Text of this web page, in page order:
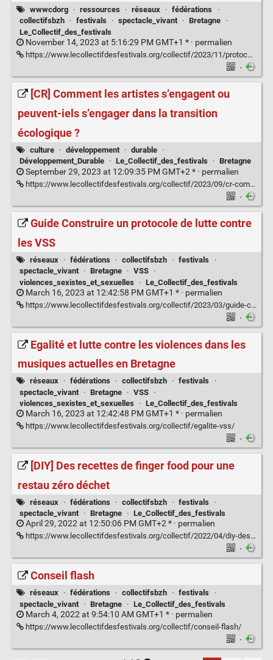
wwwcdorg · ressources · réseaux · fédérations
·
collectifsbzh
· festivals · spectacle_vivant · Bretagne
·
Le_Collectif_des_festivals
November 14, 2023 at 5:16:29 PM GMT+1 * · permalien
https://www.lecollectifdesfestivals.org/collectif/2023/11/protocole-vaisselle/
·
[CR] Comment les artistes s’engagent ou
peuvent-iels s’engager dans la transition
écologique ?
culture · développement · durable ·
Développement_Durable
· Le_Collectif_des_festivals · Bretagne
September 29, 2023 at 12:09:35 PM GMT+2 * · permalien
https://www.lecollectifdesfestivals.org/collectif/2023/09/cr-comment-les-artistes-sengagent-ou-peuvent-iels-sengager-dans-la-transition-ecologique/
·
Guide Construire un protocole de lutte contre
les VSS
réseaux · fédérations · collectifsbzh · festivals
·
spectacle_vivant
· Bretagne · VSS ·
violences_sexistes_et_sexuelles
· Le_Collectif_des_festivals
March 16, 2023 at 12:42:58 PM GMT+1 * · permalien
https://www.lecollectifdesfestivals.org/collectif/2023/03/guide-construire-un-protocole-de-lutte-contre-les-vss/
·
Egalité et lutte contre les violences dans les
musiques actuelles en Bretagne
réseaux · fédérations · collectifsbzh · festivals
·
spectacle_vivant
· Bretagne · VSS ·
violences_sexistes_et_sexuelles
· Le_Collectif_des_festivals
March 16, 2023 at 12:42:48 PM GMT+1 * · permalien
https://www.lecollectifdesfestivals.org/collectif/egalite-vss/
·
[DIY] Des recettes de finger food pour une
restau zéro déchet
réseaux · fédérations · collectifsbzh · festivals
·
spectacle_vivant
· Bretagne · Le_Collectif_des_festivals
April 29, 2022 at 12:50:06 PM GMT+2 * · permalien
https://www.lecollectifdesfestivals.org/collectif/2022/04/diy-des-recettes-de-finger-food-pour-une-restau-zero-dechet/
·
Conseil flash
réseaux · fédérations · collectifsbzh · festivals
·
spectacle_vivant
· Bretagne · Le_Collectif_des_festivals
March 4, 2022 at 9:54:10 AM GMT+1 * · permalien
https://www.lecollectifdesfestivals.org/collectif/conseil-flash/
·